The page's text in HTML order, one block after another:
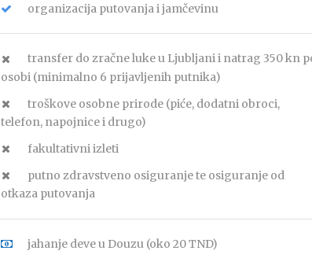
organizacija putovanja i jamčevinu
transfer do zračne luke u Ljubljani i natrag 350 kn
osobi (minimalno 6 prijavljenih putnika)
troškove osobne prirode (piće, dodatni obroci,
telefon, napojnice i drugo)
fakultativni izleti
putno zdravstveno osiguranje te osiguranje od
otkaza putovanja
jahanje deve u Douzu (oko 20 TND)